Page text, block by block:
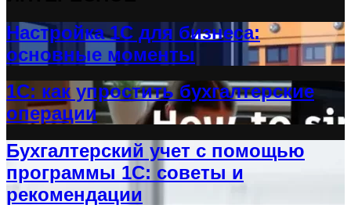
Настройка 1С для бизнеса:
основные моменты
1С: как упростить бухгалтерские
операции
Бухгалтерский учет с помощью
программы 1С: советы и
рекомендации